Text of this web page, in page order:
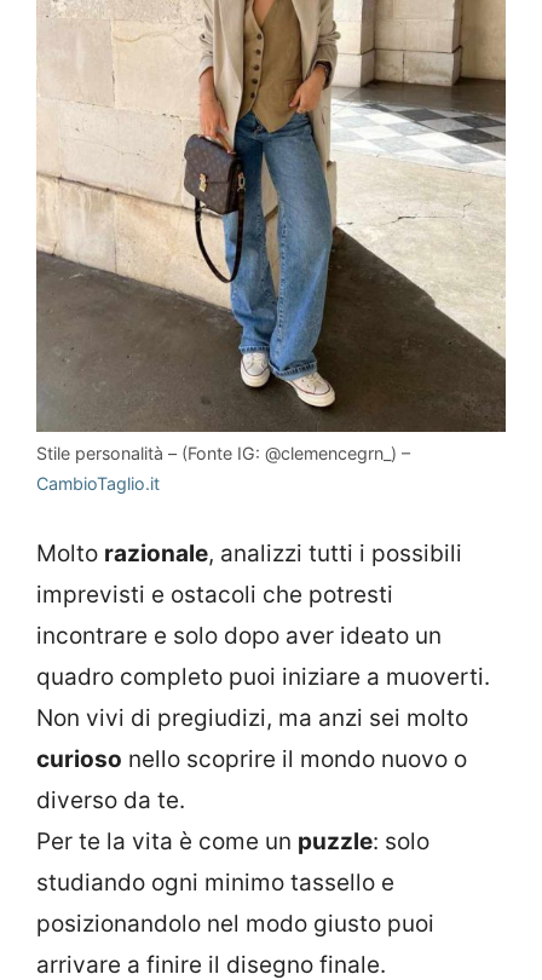
Stile personalità – (Fonte IG: @clemencegrn_) –
CambioTaglio.it
Molto razionale, analizzi tutti i possibili
imprevisti e ostacoli che potresti
incontrare e solo dopo aver ideato un
quadro completo puoi iniziare a muoverti.
Non vivi di pregiudizi, ma anzi sei molto
curioso nello scoprire il mondo nuovo o
diverso da te.
Per te la vita è come un puzzle: solo
studiando ogni minimo tassello e
posizionandolo nel modo giusto puoi
arrivare a finire il disegno finale.